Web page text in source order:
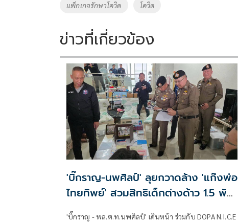
k k
แพ็กเกจรักษาโควิด โควิด
ข่าวที่เกี่ยวข้อง
'บิ๊กราญ-นพศิลป์' ลุยกวาดล้าง 'แก๊งพ่อ
ไทยทิพย์' สวมสิทธิเด็กต่างด้าว 1.5 พัน
คน
'บิ๊กราญ - พล.ต.ท.นพศิลป์' เดินหน้า ร่วมกับ DOPA N.I.C.E